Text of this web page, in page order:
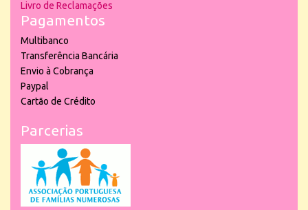
Livro de Reclamações
Pagamentos
Multibanco
Transferência Bancária
Envio à Cobrança
Paypal
Cartão de Crédito
Parcerias